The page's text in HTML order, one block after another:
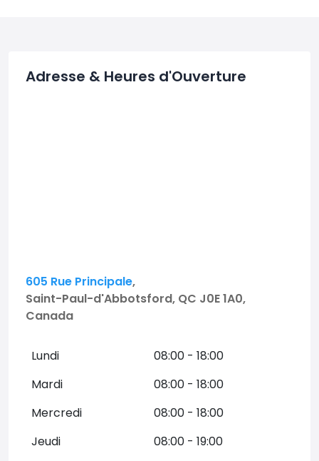
Adresse & Heures d'Ouverture
605 Rue Principale,
Saint-Paul-d'Abbotsford, QC J0E 1A0,
Canada
Lundi
08:00 - 18:00
Mardi
08:00 - 18:00
Mercredi
08:00 - 18:00
Jeudi
08:00 - 19:00